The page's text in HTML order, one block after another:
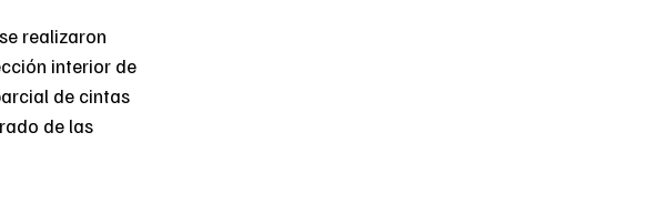
realizaron
interior de
de cintas
de las